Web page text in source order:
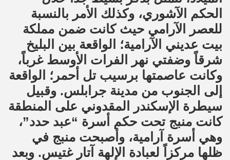
الحكم الآشوري، وكذلك الأمر بالنسبة
للعصر الآرامي حيث كانت ضمن مملكة
بيت عديني الآرامية؛ الواقعة بين البليخ
شرقاً وضفتي نهر الفرات الأوسط غرباً،
وكانت عاصمتها برسيب تل أحمر؛ الواقعة
إلى الجنوب من مدينة جرابلس. وقبيل
سيطرة الإسكندر المقدوني على المنطقة
كانت منبج تحت حكم أسرة “عبد حدد”،
وهي أسرة آرامية، وأصبحت منبج في
ظلها مركزاً لعبادة الإلهة آتار غتيس. وبعد